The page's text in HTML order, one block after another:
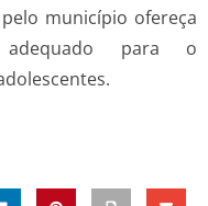
município ofereça
para o